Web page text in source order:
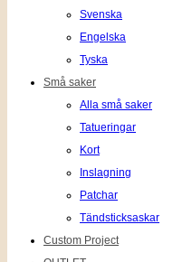
Svenska
Engelska
Tyska
Små saker
Alla små saker
Tatueringar
Kort
Inslagning
Patchar
Tändsticksaskar
Custom Project